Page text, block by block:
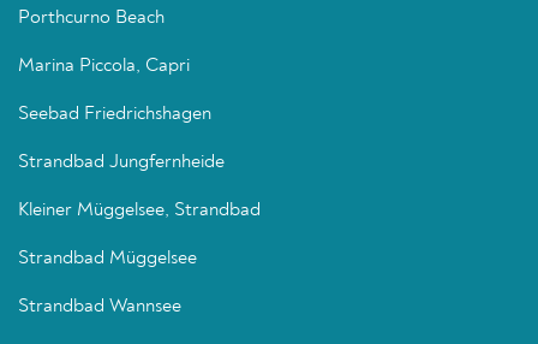
Porthcurno Beach
Marina Piccola, Capri
Seebad Friedrichshagen
Strandbad Jungfernheide
Kleiner Müggelsee, Strandbad
Strandbad Müggelsee
Strandbad Wannsee